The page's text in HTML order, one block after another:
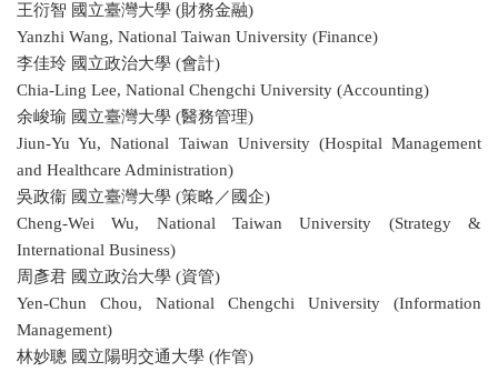
王衍智 國立臺灣大學 (財務金融)
Yanzhi Wang, National Taiwan University (Finance)
李佳玲 國立政治大學 (會計)
Chia-Ling Lee, National Chengchi University (Accounting)
余峻瑜 國立臺灣大學 (醫務管理)
Jiun-Yu Yu, National Taiwan University (Hospital Management
and Healthcare Administration)
吳政衞 國立臺灣大學 (策略／國企)
Cheng-Wei Wu, National Taiwan University (Strategy &
International Business)
周彥君 國立政治大學 (資管)
Yen-Chun Chou, National Chengchi University (Information
Management)
林妙聰 國立陽明交通大學 (作管)